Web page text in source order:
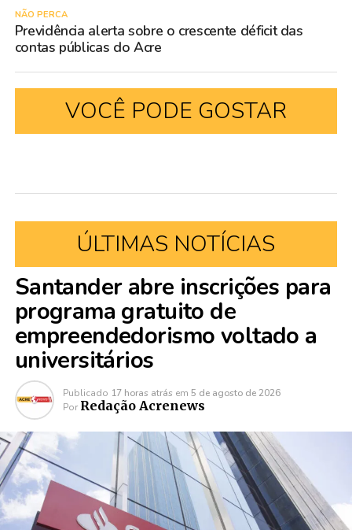
NÃO PERCA
Previdência alerta sobre o crescente déficit das
contas públicas do Acre
VOCÊ PODE GOSTAR
ÚLTIMAS NOTÍCIAS
Santander abre inscrições para
programa gratuito de
empreendedorismo voltado a
universitários
Publicado 17 horas atrás em 5 de agosto de 2026
Por Redação Acrenews